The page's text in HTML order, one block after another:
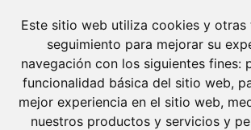
Este sitio web utiliza cookies y otras
seguimiento para mejorar su
navegación con los siguientes fines:
funcionalidad básica del sitio web,
mejor experiencia en el sitio web,
nuestros productos y servicios y